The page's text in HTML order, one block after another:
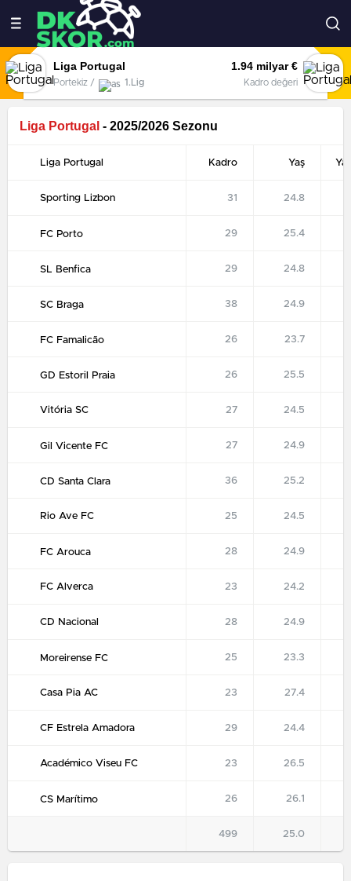
Liga Portugal
Portekiz / 1.Lig
1.94 milyar €
Kadro değeri
Liga Portugal - 2025/2026 Sezonu
Liga Portugal Kadro Yaş
Sporting Lizbon 31 24.8
FC Porto 29 25.4
SL Benfica 29 24.8
SC Braga 38 24.9
FC Famalicão 26 23.7
GD Estoril Praia 26 25.5
Vitória SC 27 24.5
Gil Vicente FC 27 24.9
CD Santa Clara 36 25.2
Rio Ave FC 25 24.5
FC Arouca 28 24.9
FC Alverca 23 24.2
CD Nacional 28 24.9
Moreirense FC 25 23.3
Casa Pia AC 23 27.4
CF Estrela Amadora 29 24.4
Académico Viseu FC 23 26.5
CS Marítimo 26 26.1
499 25.0